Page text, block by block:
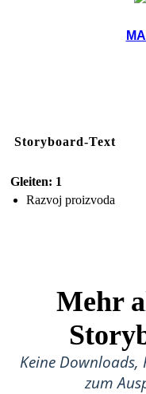
Storyboard-Text
Gleiten: 1
Razvoj proizvoda
Mehr
Keine Downloads,
zum